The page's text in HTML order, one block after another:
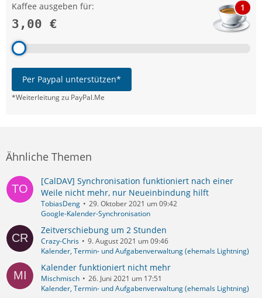
Kaffee ausgeben für:
3,00 €
1
Per Paypal unterstützen*
*Weiterleitung zu PayPal.Me
Ähnliche Themen
[CalDAV] Synchronisation funktioniert nach einer
Weile nicht mehr, nur Neueinbindung hilft
TobiasDeng
29. Oktober 2021 um 09:42
Google-Kalender-Synchronisation
Zeitverschiebung um 2 Stunden
Crazy-Chris
9. August 2021 um 09:46
Kalender, Termin- und Aufgabenverwaltung (ehemals Lightning)
Kalender funktioniert nicht mehr
Mischmisch
26. Juni 2021 um 17:51
Kalender, Termin- und Aufgabenverwaltung (ehemals Lightning)